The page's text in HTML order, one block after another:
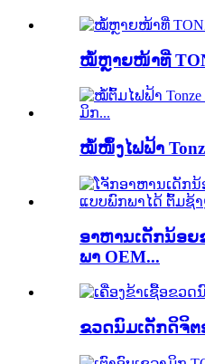
ໝໍ້ຫຼາຍໜ້າທີ່
ໝໍ້ໜຶ້ງໄຟຟ້າ
ອາຫານເດັກນ້ອ
ພາ OEM...
ຂວດນົມເດັກດິຈິຕ